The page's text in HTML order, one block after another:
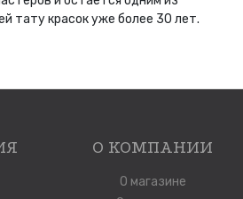
тату красок уже более 30 лет.
О КОМПАНИИ
О магазине